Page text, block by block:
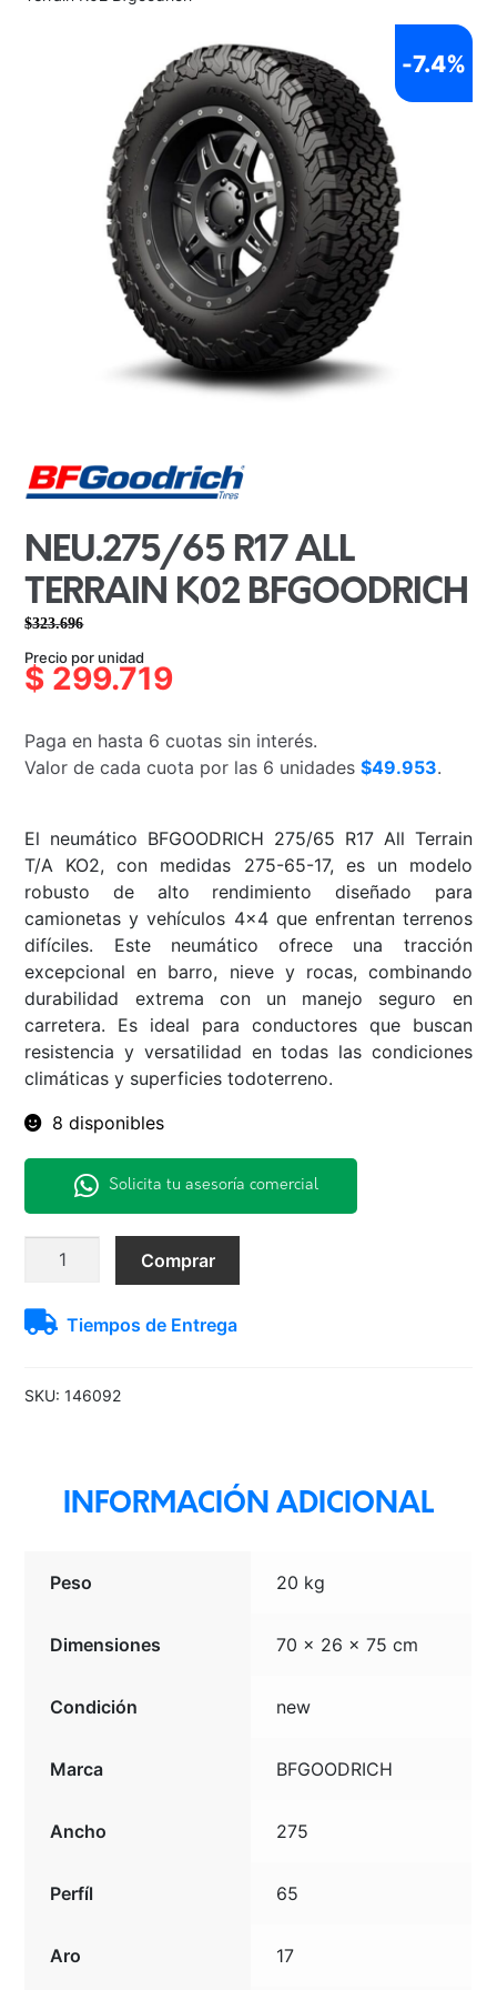
NEU.275/65 R17 ALL
TERRAIN K02 BFGOODRICH
$323.696
precio
original
$323.696.
precio
actual
$299.719.
Precio por unidad
$ 299.719
Paga en hasta 6 cuotas sin interés.
Valor de cada cuota por las 6 unidades$49.953.
-7.4%
El neumático BFGOODRICH 275/65 R17 All Terrain
T/A KO2, con medidas 275-65-17, es un modelo
robusto de alto rendimiento diseñado para
camionetas y vehículos 4×4 que enfrentan terrenos
difíciles. Este neumático ofrece una tracción
excepcional en barro, nieve y rocas, combinando
durabilidad extrema con un manejo seguro en
carretera. Es ideal para conductores que buscan
resistencia y versatilidad en todas las condiciones
climáticas y superficies todoterreno.
8 disponibles
Solicita tu asesoría comercial
Neu.275/65
Terrain
cantidad
Comprar
Tiempos de Entrega
SKU:146092
INFORMACIÓN ADICIONAL
Peso 20 kg
Dimensiones 70 × 26 × 75 cm
Condición new
Marca BFGOODRICH
Ancho 275
Perfíl 65
Aro 17